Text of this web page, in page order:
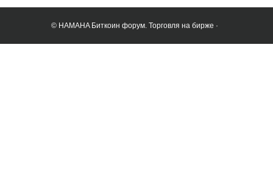
© HAMAHA Биткоин форум. Торговля на бирже ·